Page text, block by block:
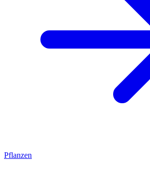
Pflanzen